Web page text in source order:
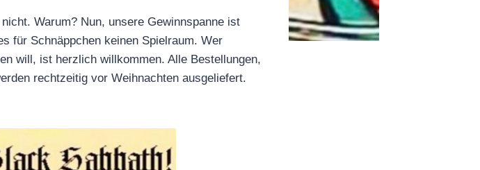
Warum? Nun, unsere Gewinnspanne ist
für Schnäppchen keinen Spielraum. Wer
will, ist herzlich willkommen. Alle Bestellungen,
rechtzeitig vor Weihnachten ausgeliefert.